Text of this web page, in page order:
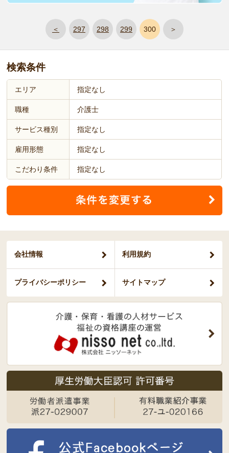
＜ 297 298 299 300 ＞
検索条件
エリア 指定なし
職種 介護士
サービス種別 指定なし
雇用形態 指定なし
こだわり条件 指定なし
会社情報 利用規約
プライバシーポリシー サイトマップ